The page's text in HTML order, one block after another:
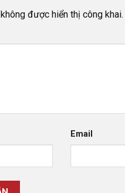
được hiển thị công khai.
Email